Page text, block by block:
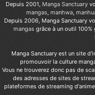
Depuis 2001, Manga Sanctuary
mangas, manhwa,
Depuis 2006, Manga Sanctuary
mangas grâce à un outil
Manga Sanctuary est un site
promouvoir la culture
Vous ne trouverez donc pas de
des adresses de sites de
plateformes de streaming